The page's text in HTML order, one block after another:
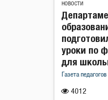
НОВОСТИ
4012
уроки по
для
Газета педагогов